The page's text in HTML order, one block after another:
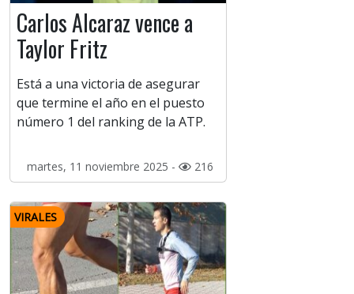
Carlos Alcaraz vence a
Taylor Fritz
Está a una victoria de asegurar
que termine el año en el puesto
número 1 del ranking de la ATP.
martes, 11 noviembre 2025 - 216
VIRALES